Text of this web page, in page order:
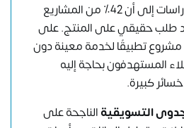
تشير الدراسات إلى أن 42٪ من المشاريع
حقيقي على المنتج. على
مشروع تطبيقًا لخدمة معينة دون
المستهدفون بحاجة إليه
كبيرة.
التسويقيةالناجحة على